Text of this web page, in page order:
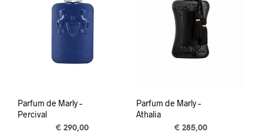
Parfum de Marly –
Percival
€ 290,00
Parfum de Marly –
Athalia
€ 285,00